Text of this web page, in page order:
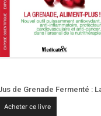
de Grenade Fermenté :
Acheter ce livre